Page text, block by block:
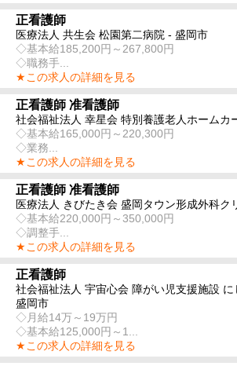
正看護師
医療法人 共生会 松園第二病院 - 盛岡市
◇基本給185,200円～267,800円
◇職務手...
★この求人の詳細を見る
正看護師 准看護師
社会福祉法人 幸星会 特別養護老人ホームカ
◇基本給165,000円～220,300円
◇業務...
★この求人の詳細を見る
正看護師 准看護師
医療法人 きびたき会 盛岡タウン形成外科ク
◇基本給220,000円～350,000円
◇調整手...
★この求人の詳細を見る
正看護師
社会福祉法人 宇宙心会 障がい児支援施設
盛岡市
◇月給14万～19万円
◇基本給125,000円～1...
★この求人の詳細を見る